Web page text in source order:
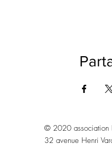
© 2020 association
​32 avenue Henri